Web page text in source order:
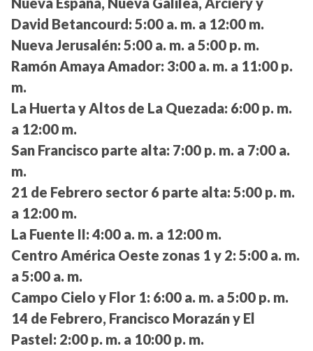
David Betancourd: 5:00 a. m. a 12:00 m.
Nueva Jerusalén: 5:00 a. m. a 5:00 p. m.
Ramón Amaya Amador: 3:00 a. m. a 11:00 p.
m.
La Huerta y Altos de La Quezada: 6:00 p. m.
a 12:00 m.
San Francisco parte alta: 7:00 p. m. a 7:00 a.
m.
21 de Febrero sector 6 parte alta: 5:00 p. m.
a 12:00 m.
La Fuente II: 4:00 a. m. a 12:00 m.
Centro América Oeste zonas 1 y 2: 5:00 a. m.
a 5:00 a. m.
Campo Cielo y Flor 1: 6:00 a. m. a 5:00 p. m.
14 de Febrero, Francisco Morazán y El
Pastel: 2:00 p. m. a 10:00 p. m.